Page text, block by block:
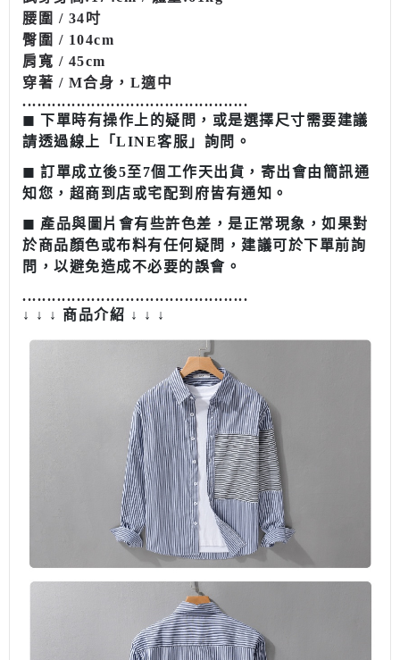
腰圍 / 34吋
臀圍 / 104cm
肩寬 / 45cm
穿著 / M合身，L適中
..............................................
◼︎ 下單時有操作上的疑問，或是選擇尺寸需要建議
請透過線上「LINE客服」詢問。
◼︎ 訂單成立後5至7個工作天出貨，寄出會由簡訊通
知您，超商到店或宅配到府皆有通知。
◼︎ 產品與圖片會有些許色差，是正常現象，如果對
於商品顏色或布料有任何疑問，建議可於下單前詢
問，以避免造成不必要的誤會。
..............................................
↓ ↓ ↓ 商品介紹 ↓ ↓ ↓